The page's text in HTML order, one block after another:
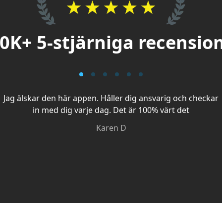
5-stjärniga
Jag älskar den här appen. Håller dig ansvarig och checkar
in med dig varje dag. Det är 100% värt det
Karen D